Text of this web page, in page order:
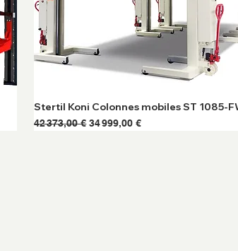
Stertil Koni Colonnes mobiles ST 1085-
Prix original
42 373,00 € Prix promotionnel
34 999,00 €